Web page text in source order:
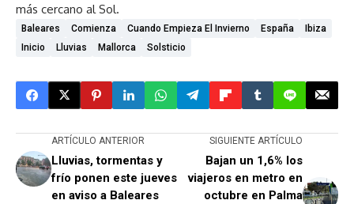
más cercano al Sol.
Baleares Comienza Cuando Empieza El Invierno España
Ibiza
Inicio
Lluvias Mallorca Solsticio
ARTÍCULO ANTERIOR
Lluvias, tormentas y
frío ponen este jueves
en aviso a Baleares
SIGUIENTE ARTÍCULO
Bajan un 1,6% los
viajeros en metro en
octubre en Palma